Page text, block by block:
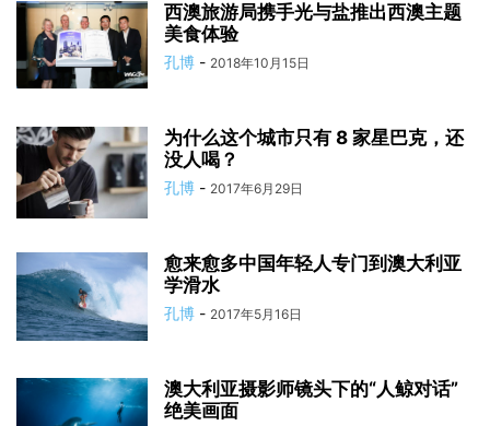
西澳旅游局携手光与盐推出西澳主题
美食体验
孔博 - 2018年10月15日
为什么这个城市只有 8 家星巴克，还
没人喝？
孔博 - 2017年6月29日
愈来愈多中国年轻人专门到澳大利亚
学滑水
孔博 - 2017年5月16日
澳大利亚摄影师镜头下的“人鲸对话”
绝美画面